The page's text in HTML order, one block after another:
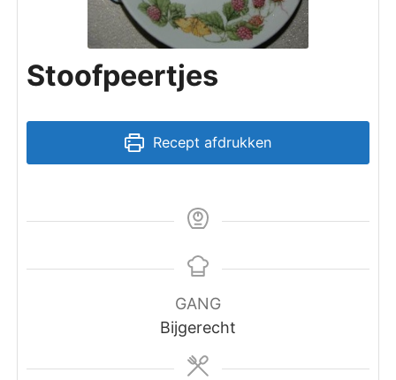
Stoofpeertjes
Recept afdrukken
GANG
Bijgerecht